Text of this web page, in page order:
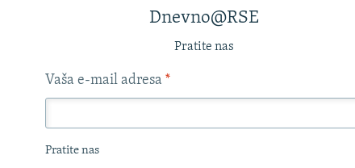
Dnevno@RSE
Pratite nas
Vaša e-mail adresa *
Pratite nas